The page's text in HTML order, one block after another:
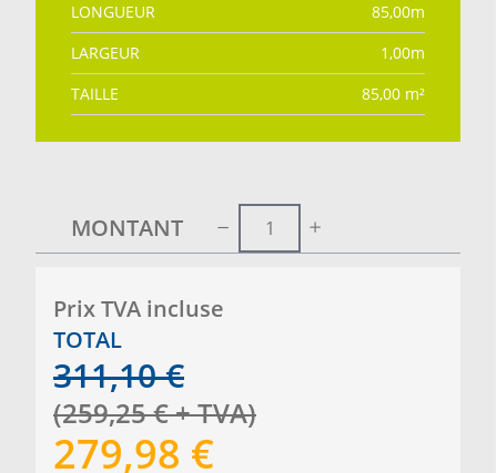
LONGUEUR 85,00m
LARGEUR
1,00m
TAILLE
85,00 m²
MONTANT
Prix ​​TVA incluse
TOTAL
311,10 €
(259,25€+ TVA)
279,98 €